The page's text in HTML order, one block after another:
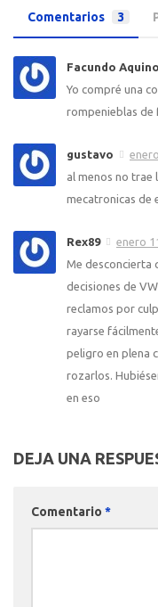
Comentarios 3
Facundo Aquino
Yo compré una
rompenieblas de
gustavo
al menos no trae
mecatronicas de
Rex89
enero
Me desconcierta
decisiones de
reclamos por
rayarse
peligro en plena
rozarlos.
en eso
DEJA UNA
Comentario *